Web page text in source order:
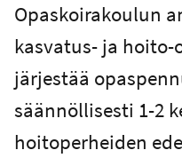
Opaskoirakoulun
kasvatus- ja
järjestää
säännöllisesti 1-2
hoitoperheiden